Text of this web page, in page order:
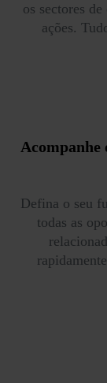
os sectores
ações.
Acompanhe
Defina o seu
todas as